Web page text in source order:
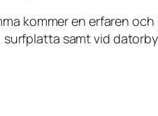
kommer en erfaren
samt vid